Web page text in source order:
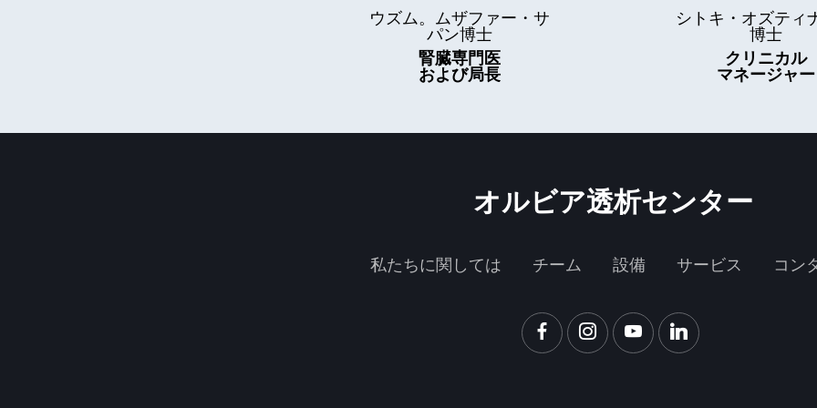
ウズム。ムザファー・サ
パン博士
腎臓専門医
および局長
シトキ・オズティ
博士
クリニカル
マネージャー
オルビア透析センター
私たちに関しては チーム 設備 サービス コン